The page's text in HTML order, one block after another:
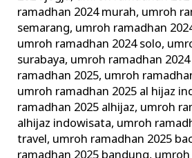
ramadhan 2024 murah, umroh
semarang, umroh ramadhan
umroh ramadhan 2024 solo,
surabaya, umroh ramadhan
ramadhan 2025, umroh
umroh ramadhan 2025 al hijaz
ramadhan 2025 alhijaz, umroh
alhijaz indowisata, umroh
travel, umroh ramadhan 2025